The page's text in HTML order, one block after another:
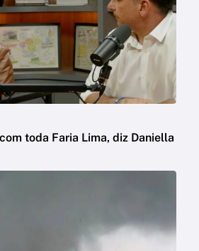
toda Faria Lima, diz Daniella